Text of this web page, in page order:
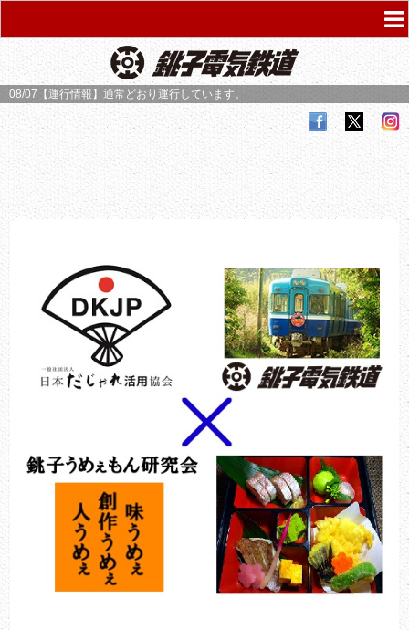
08/07【運行情報】 通常どおり運行しています。